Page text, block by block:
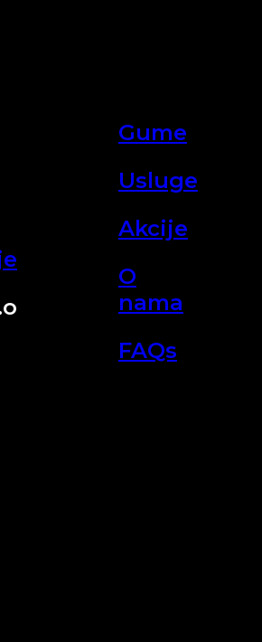
Gume
Usluge
Akcije
O
nama
FAQs